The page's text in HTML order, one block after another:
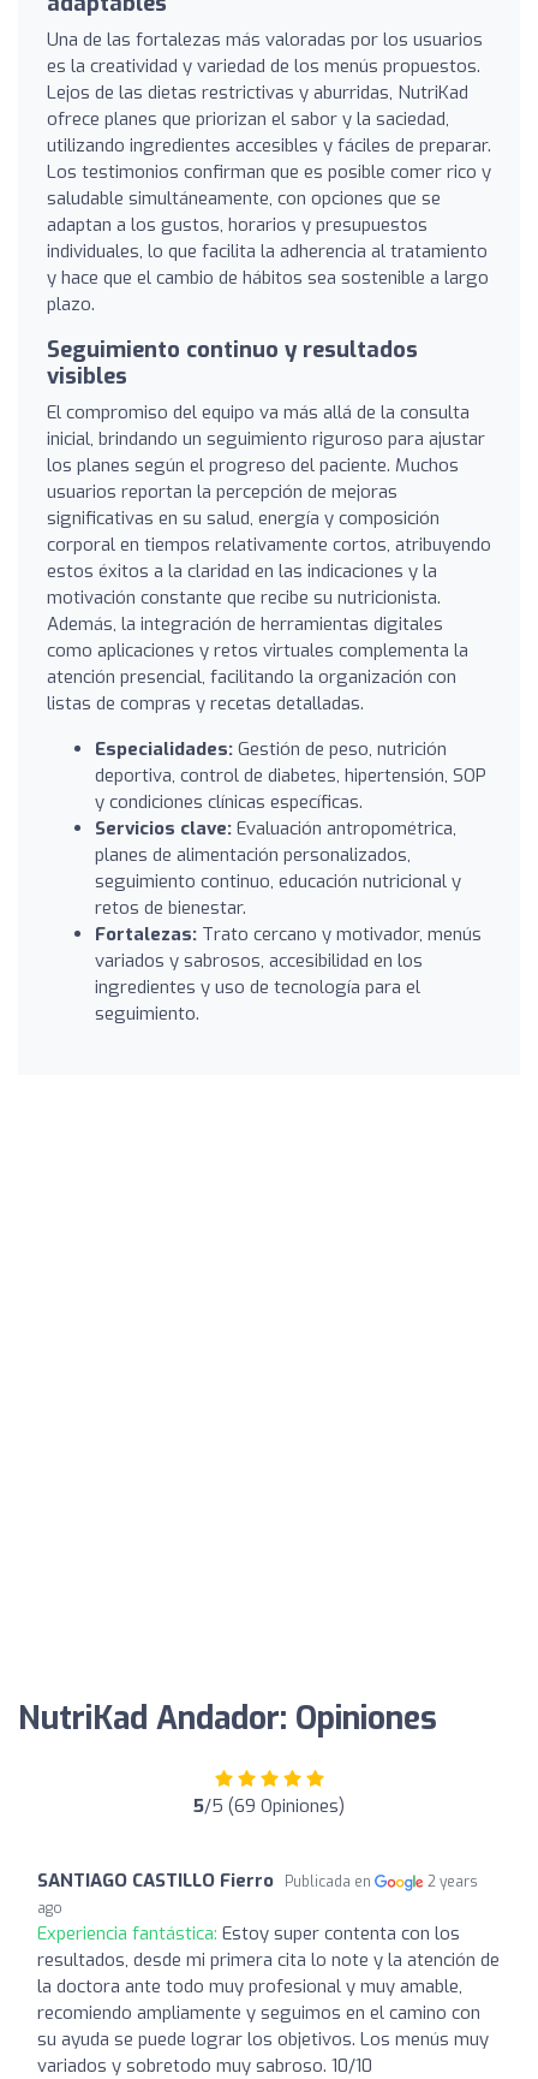
Una de las fortalezas más valoradas por los usuarios
es la creatividad y variedad de los menús propuestos.
Lejos de las dietas restrictivas y aburridas, NutriKad
ofrece planes que priorizan el sabor y la saciedad,
utilizando ingredientes accesibles y fáciles de preparar.
Los testimonios confirman que es posible comer rico y
saludable simultáneamente, con opciones que se
adaptan a los gustos, horarios y presupuestos
individuales, lo que facilita la adherencia al tratamiento
y hace que el cambio de hábitos sea sostenible a largo
plazo.
Seguimiento continuo y resultados
visibles
El compromiso del equipo va más allá de la consulta
inicial, brindando un seguimiento riguroso para ajustar
los planes según el progreso del paciente. Muchos
usuarios reportan la percepción de mejoras
significativas en su salud, energía y composición
corporal en tiempos relativamente cortos, atribuyendo
estos éxitos a la claridad en las indicaciones y la
motivación constante que recibe su nutricionista.
Además, la integración de herramientas digitales
como aplicaciones y retos virtuales complementa la
atención presencial, facilitando la organización con
listas de compras y recetas detalladas.
Especialidades: Gestión de peso, nutrición
deportiva, control de diabetes, hipertensión, SOP
y condiciones clínicas específicas.
Servicios clave: Evaluación antropométrica,
planes de alimentación personalizados,
seguimiento continuo, educación nutricional y
retos de bienestar.
Fortalezas: Trato cercano y motivador, menús
variados y sabrosos, accesibilidad en los
ingredientes y uso de tecnología para el
seguimiento.
NutriKad Andador: Opiniones
5/5 (69 Opiniones)
SANTIAGO CASTILLO Fierro Publicada en
2 years
ago
Experiencia fantástica: Estoy super contenta con los
resultados, desde mi primera cita lo note y la atención de
la doctora ante todo muy profesional y muy amable,
recomiendo ampliamente y seguimos en el camino con
su ayuda se puede lograr los objetivos. Los menús muy
variados y sobretodo muy sabroso. 10/10